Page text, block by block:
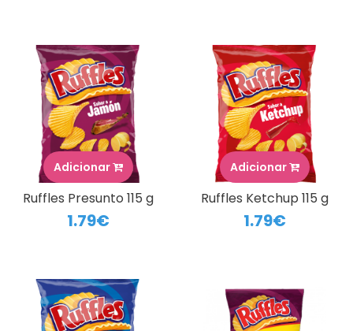
Adicionar
Ruffles Presunto 115 g
1.79€
Adicionar
Ruffles Ketchup 115 g
1.79€